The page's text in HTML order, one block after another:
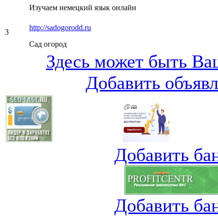
Изучаем немецкий язык онлайн
3
http://sadogorodd.ru
Сад огород
Здесь может быть
Добавить
Добавить
Добавить